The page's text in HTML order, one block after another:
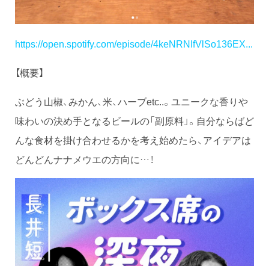
https://open.spotify.com/episode/4keNRNIfVlSo136EX...
【概要】
ぶどう山椒、みかん、米、ハーブetc..。ユニークな香りや
味わいの決め手となるビールの「副原料」。自分ならばど
んな食材を掛け合わせるかを考え始めたら、アイデアは
どんどんナナメウエの方向に…！